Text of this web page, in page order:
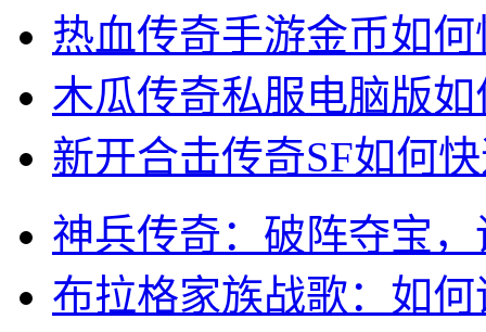
热血传奇手游金币如
木瓜传奇私服电脑版
新开合击传奇SF如何
神兵传奇：破阵夺宝
布拉格家族战歌：如